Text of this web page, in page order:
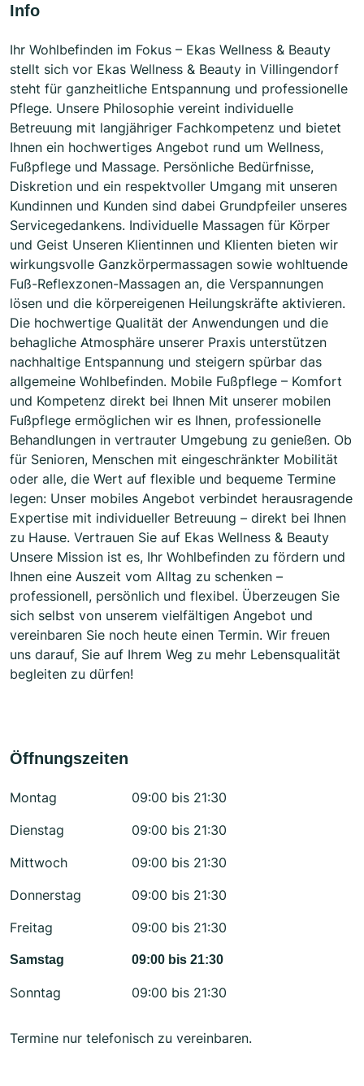
Info
Ihr Wohlbefinden im Fokus – Ekas Wellness & Beauty
stellt sich vor Ekas Wellness & Beauty in Villingendorf
steht für ganzheitliche Entspannung und professionelle
Pflege. Unsere Philosophie vereint individuelle
Betreuung mit langjähriger Fachkompetenz und bietet
Ihnen ein hochwertiges Angebot rund um Wellness,
Fußpflege und Massage. Persönliche Bedürfnisse,
Diskretion und ein respektvoller Umgang mit unseren
Kundinnen und Kunden sind dabei Grundpfeiler unseres
Servicegedankens. Individuelle Massagen für Körper
und Geist Unseren Klientinnen und Klienten bieten wir
wirkungsvolle Ganzkörpermassagen sowie wohltuende
Fuß-Reflexzonen-Massagen an, die Verspannungen
lösen und die körpereigenen Heilungskräfte aktivieren.
Die hochwertige Qualität der Anwendungen und die
behagliche Atmosphäre unserer Praxis unterstützen
nachhaltige Entspannung und steigern spürbar das
allgemeine Wohlbefinden. Mobile Fußpflege – Komfort
und Kompetenz direkt bei Ihnen Mit unserer mobilen
Fußpflege ermöglichen wir es Ihnen, professionelle
Behandlungen in vertrauter Umgebung zu genießen. Ob
für Senioren, Menschen mit eingeschränkter Mobilität
oder alle, die Wert auf flexible und bequeme Termine
legen: Unser mobiles Angebot verbindet herausragende
Expertise mit individueller Betreuung – direkt bei Ihnen
zu Hause. Vertrauen Sie auf Ekas Wellness & Beauty
Unsere Mission ist es, Ihr Wohlbefinden zu fördern und
Ihnen eine Auszeit vom Alltag zu schenken –
professionell, persönlich und flexibel. Überzeugen Sie
sich selbst von unserem vielfältigen Angebot und
vereinbaren Sie noch heute einen Termin. Wir freuen
uns darauf, Sie auf Ihrem Weg zu mehr Lebensqualität
begleiten zu dürfen!
Öffnungszeiten
Montag
09:00 bis 21:30
Dienstag
09:00 bis 21:30
Mittwoch
09:00 bis 21:30
Donnerstag
09:00 bis 21:30
Freitag
09:00 bis 21:30
Samstag 09:00 bis 21:30
Sonntag 09:00 bis 21:30
Termine nur telefonisch zu vereinbaren.